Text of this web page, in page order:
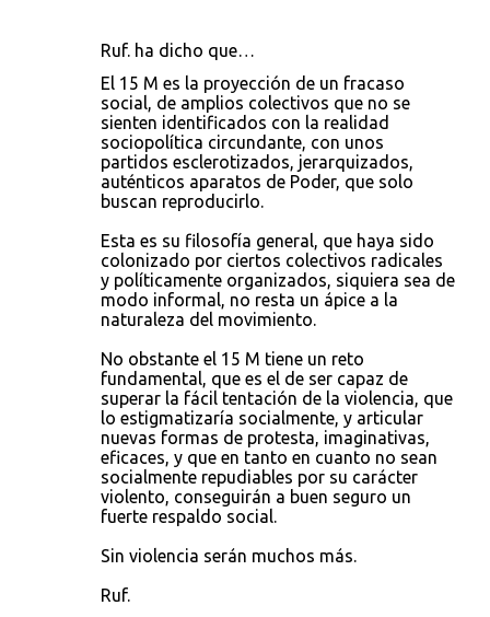
Ruf. ha dicho que…
El 15 M es la proyección de un fracaso
social, de amplios colectivos que no se
sienten identificados con la realidad
sociopolítica circundante, con unos
partidos esclerotizados, jerarquizados,
auténticos aparatos de Poder, que solo
buscan reproducirlo.
Esta es su filosofía general, que haya sido
colonizado por ciertos colectivos radicales
y políticamente organizados, siquiera sea de
modo informal, no resta un ápice a la
naturaleza del movimiento.
No obstante el 15 M tiene un reto
fundamental, que es el de ser capaz de
superar la fácil tentación de la violencia, que
lo estigmatizaría socialmente, y articular
nuevas formas de protesta, imaginativas,
eficaces, y que en tanto en cuanto no sean
socialmente repudiables por su carácter
violento, conseguirán a buen seguro un
fuerte respaldo social.
Sin violencia serán muchos más.
Ruf.